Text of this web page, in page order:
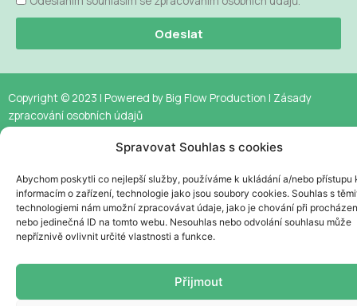
Spravovat Souhlas s cookies
Abychom poskytli co nejlepší služby, používáme k ukládání a/nebo přístupu
informacím o zařízení, technologie jako jsou soubory cookies. Souhlas s
technologiemi nám umožní zpracovávat údaje, jako je chování při
nebo jedinečná ID na tomto webu. Nesouhlas nebo odvolání souhlasu může
nepříznivě ovlivnit určité vlastnosti a funkce.
Přijmout
Odeslat
Copyright © 2023 | Powered by Big Flow Production | Zásady
zpracování osobních údajů